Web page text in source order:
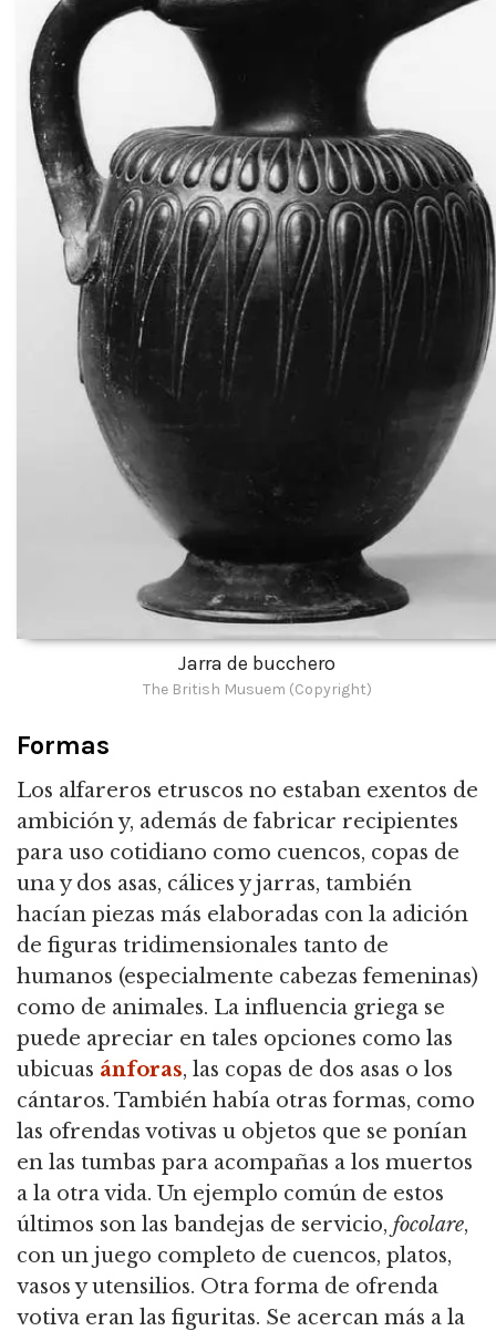
Jarra de bucchero
The British Musuem (Copyright)
Formas
Los alfareros etruscos no estaban exentos de
ambición y, además de fabricar recipientes
para uso cotidiano como cuencos, copas de
una y dos asas, cálices y jarras, también
hacían piezas más elaboradas con la adición
de figuras tridimensionales tanto de
humanos (especialmente cabezas femeninas)
como de animales. La influencia griega se
puede apreciar en tales opciones como las
ubicuas ánforas, las copas de dos asas o los
cántaros. También había otras formas, como
las ofrendas votivas u objetos que se ponían
en las tumbas para acompañas a los muertos
a la otra vida. Un ejemplo común de estos
últimos son las bandejas de servicio, focolare,
con un juego completo de cuencos, platos,
vasos y utensilios. Otra forma de ofrenda
votiva eran las figuritas. Se acercan más a la